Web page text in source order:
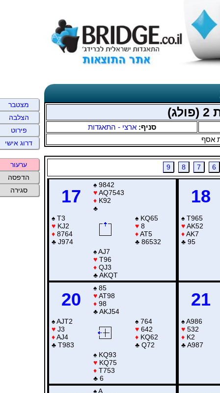
סניף:ארצי - התאגדות
אסף
6
7
8
9
17
♠ 9842
♥AQ7543
♦ K92
♣
♠ T3
♥ KJ2
♦ 8764
♣ J974
♠ KQ65
♥ 8
♦AT5
♣ 86532
♠AJ7
♥ T96
♦ QJ3
♣AKQT
18
♠ T965
♥AK52
♦AK7
♣ 95
20
♠ 85
♥AT98
♦ 98
♣AKJ54
♠AJT2
♥ J3
♦AJ4
♣ T983
♠ 764
♥ 642
♦ KQ62
♣ Q72
♠ KQ93
♥ KQ75
♦ T753
♣ 6
21
♠A986
♥ 532
♦ K2
♣A987
♠A
מצטבר
הצלבה
פירוט
דרוג אישי
ערעור
הדפסה
סגירה